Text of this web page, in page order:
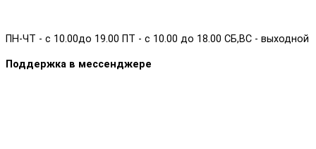
ПН-ЧТ - с 10.00до 19.00 ПТ - с 10.00 до 18.00 СБ,ВС - выходной
Поддержка в мессенджере